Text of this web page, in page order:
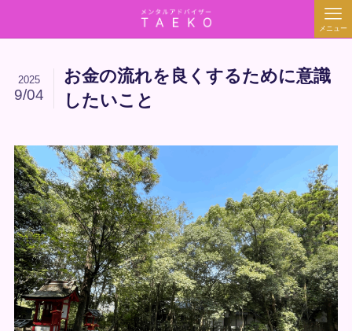
メニュー
お金の流れを良くするために意識
したいこと
2025
9/04